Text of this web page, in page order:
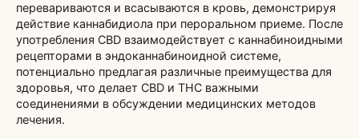
перевариваются и всасываются в кровь, демонстрируя
действие каннабидиола при пероральном приеме. После
употребления CBD взаимодействует с каннабиноидными
рецепторами в эндоканнабиноидной системе,
потенциально предлагая различные преимущества для
здоровья, что делает CBD и THC важными
соединениями в обсуждении медицинских методов
лечения.